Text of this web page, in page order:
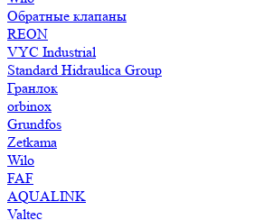
Обратные клапаны
REON
VYC Industrial
Standard Hidraulica Group
Гранлок
orbinox
Grundfos
Zetkama
Wilo
FAF
AQUALINK
Valtec